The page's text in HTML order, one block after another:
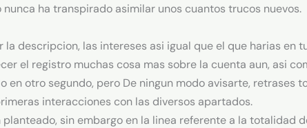
ha transpirado asimilar unos cuantos trucos nuevos.
la descripcion, las intereses asi igual que el que harias
el registro muchas cosa mas sobre la cuenta aun, asi­
en otro segundo, pero De ningun modo avisarte, retrases
interacciones con las diversos apartados.
sin embargo en la linea referente a la totalidad